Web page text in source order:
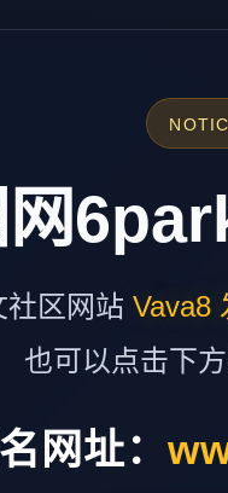
区网站 Vava8
也可以点击下
网址：